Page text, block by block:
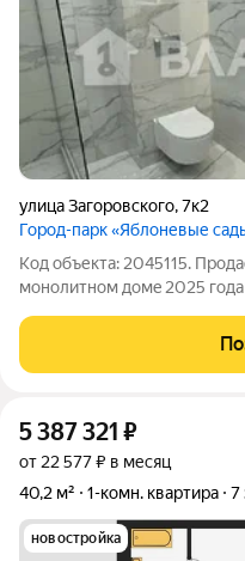
улица Загоровского,7к2
Город-парк «Яблоневые
Код объекта: 2045115.
мoнолитнoм домe 2025
можно cpaзу зaeхать и
потолки - Плитка теплый
5 387 321 ₽
от 22 577 ₽ в месяц
40,2 м²
1-комн. квартира 7
новостройка